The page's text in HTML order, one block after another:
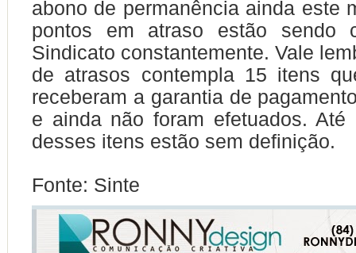
abono de permanência ainda este
pontos em atraso estão sendo
Sindicato constantemente. Vale
de atrasos contempla 15 itens
receberam a garantia de
e ainda não foram efetuados. Até
desses itens estão sem definição.
Fonte: Sinte